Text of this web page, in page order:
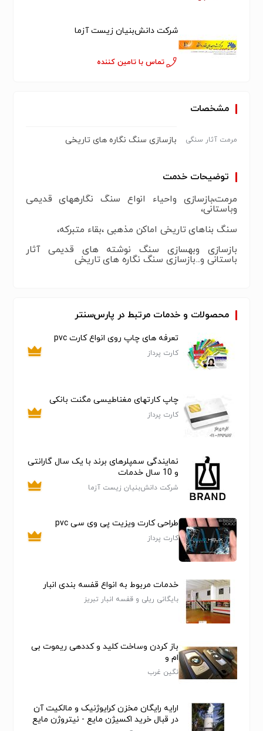
شرکت دانش‌بنیان زیست آزما
تماس با تامین کننده
مشخصات
مرمت آثار سنگی بازسازی سنگ نگاره های تاریخی
توضیحات خدمت
مرمت،بازسازی واحیاء انواع سنگ نگارههای قدیمی
وباستانی،
سنگ بناهای تاریخی اماکن مذهبی ،بقاء متبرکه،
بازسازی وبهسازی سنگ نوشته های قدیمی آثار
باستانی و...بازسازی سنگ نگاره های تاریخی
محصولات و خدمات مرتبط در پارس‌سنتر
تعرفه های چاپ روی انواع کارت pvc
کارت پرداز
چاپ کارتهای مغناطیسی مگنت بانکی
کارت پرداز
نمایندگی سمپلرهای برند با یک سال گارانتی
و 10 سال خدمات
شرکت دانش‌بنیان زیست آزما
طراحی کارت ویزیت پی وی سی pvc
کارت پرداز
خدمات مربوط به انواع قفسه بندی انبار
بایگانی ریلی و قفسه انبار تبریز
باز کردن وساخت کلید و کددهی ریموت بی
ام و
نگین غرب
ارایه رایگان مخزن کرایوژنیک و مالکیت آن
در قبال خرید اکسیژن مایع - نیتروژن مایع